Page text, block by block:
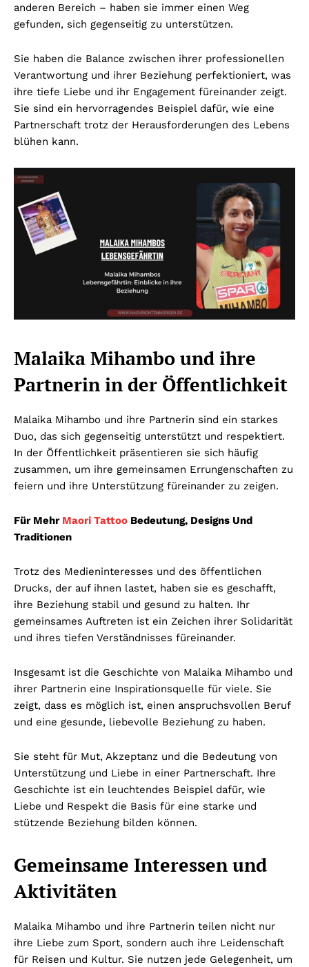
anderen Bereich – haben sie immer einen Weg
gefunden, sich gegenseitig zu unterstützen.
Sie haben die Balance zwischen ihrer professionellen
Verantwortung und ihrer Beziehung perfektioniert, was
ihre tiefe Liebe und ihr Engagement füreinander zeigt.
Sie sind ein hervorragendes Beispiel dafür, wie eine
Partnerschaft trotz der Herausforderungen des Lebens
blühen kann.
Malaika Mihambo und ihre
Partnerin in der Öffentlichkeit
Malaika Mihambo und ihre Partnerin sind ein starkes
Duo, das sich gegenseitig unterstützt und respektiert.
In der Öffentlichkeit präsentieren sie sich häufig
zusammen, um ihre gemeinsamen Errungenschaften zu
feiern und ihre Unterstützung füreinander zu zeigen.
Für Mehr Maori Tattoo Bedeutung, Designs Und
Traditionen
Trotz des Medieninteresses und des öffentlichen
Drucks, der auf ihnen lastet, haben sie es geschafft,
ihre Beziehung stabil und gesund zu halten. Ihr
gemeinsames Auftreten ist ein Zeichen ihrer Solidarität
und ihres tiefen Verständnisses füreinander.
Insgesamt ist die Geschichte von Malaika Mihambo und
ihrer Partnerin eine Inspirationsquelle für viele. Sie
zeigt, dass es möglich ist, einen anspruchsvollen Beruf
und eine gesunde, liebevolle Beziehung zu haben.
Sie steht für Mut, Akzeptanz und die Bedeutung von
Unterstützung und Liebe in einer Partnerschaft. Ihre
Geschichte ist ein leuchtendes Beispiel dafür, wie
Liebe und Respekt die Basis für eine starke und
stützende Beziehung bilden können.
Gemeinsame Interessen und
Aktivitäten
Malaika Mihambo und ihre Partnerin teilen nicht nur
ihre Liebe zum Sport, sondern auch ihre Leidenschaft
für Reisen und Kultur. Sie nutzen jede Gelegenheit, um